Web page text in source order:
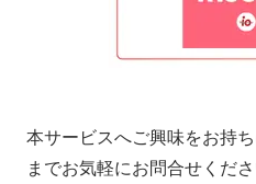
本サービスへご興味をお持
までお気軽にお問合せくだ